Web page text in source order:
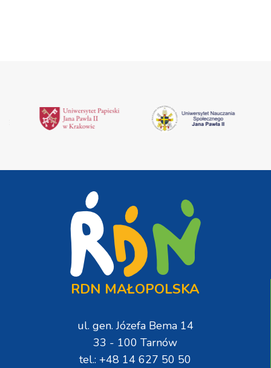
RDN MAŁOPOLSKA
ul. gen. Józefa Bema 14
33 - 100 Tarnów
tel.: +48 14 627 50 50